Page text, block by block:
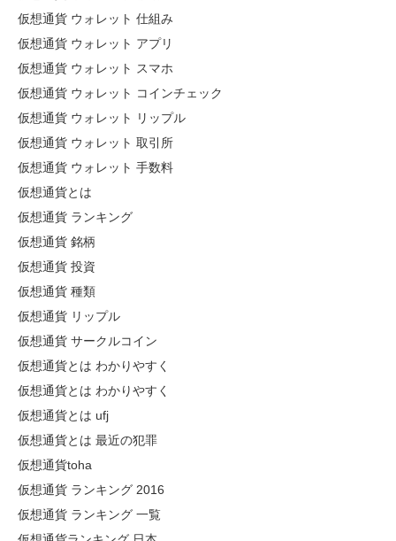
仮想通貨 ウォレット 仕組み
仮想通貨 ウォレット アプリ
仮想通貨 ウォレット スマホ
仮想通貨 ウォレット コインチェック
仮想通貨 ウォレット リップル
仮想通貨 ウォレット 取引所
仮想通貨 ウォレット 手数料
仮想通貨とは
仮想通貨 ランキング
仮想通貨 銘柄
仮想通貨 投資
仮想通貨 種類
仮想通貨 リップル
仮想通貨 サークルコイン
仮想通貨とは わかりやすく
仮想通貨とは わかりやすく
仮想通貨とは ufj
仮想通貨とは 最近の犯罪
仮想通貨toha
仮想通貨 ランキング 2016
仮想通貨 ランキング 一覧